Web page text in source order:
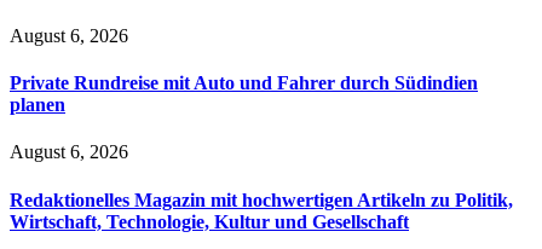
August 6, 2026
Private Rundreise mit Auto und Fahrer durch Südindien
planen
August 6, 2026
Redaktionelles Magazin mit hochwertigen Artikeln zu Politik,
Wirtschaft, Technologie, Kultur und Gesellschaft